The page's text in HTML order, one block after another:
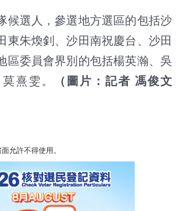
候選人，參選地方選區的包括沙
東朱煥釗、沙田南祝慶台、沙田
區委員會界別的包括楊英瀚、吳
熹雯。
（圖片：記者 馮俊文
允許不得使用。